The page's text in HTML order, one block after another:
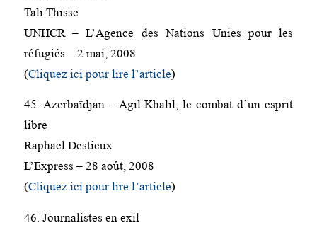
Tali Thisse
UNHCR – L’Agence des Nations Unies pour les
réfugiés – 2 mai, 2008
(Cliquez ici pour lire l’article)
45. Azerbaïdjan – Agil Khalil, le combat d’un esprit
libre
Raphael Destieux
L’Express – 28 août, 2008
(Cliquez ici pour lire l’article)
46. Journalistes en exil